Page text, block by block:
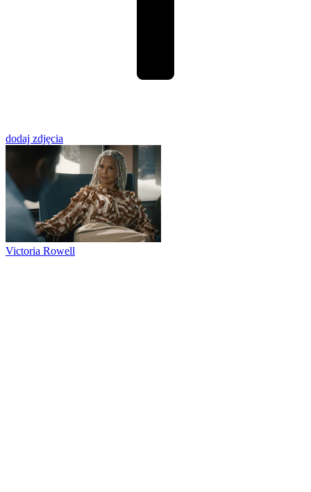
dodaj zdjęcia
Victoria Rowell